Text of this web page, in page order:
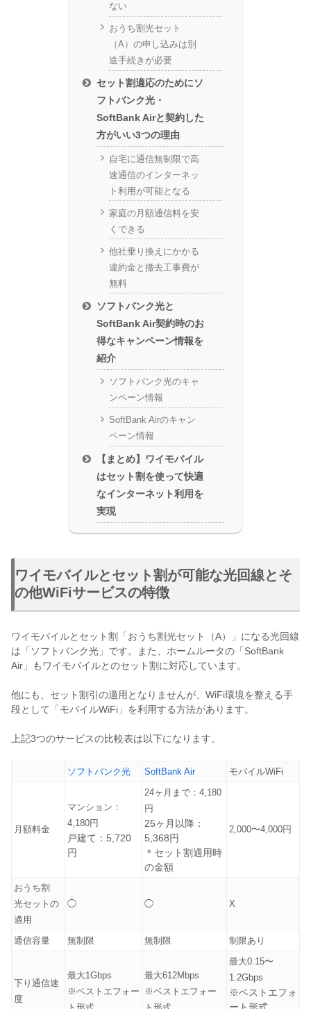
ない
おうち割光セット
（A）の申し込みは別
途手続きが必要
セット割適応のためにソ
フトバンク光・
SoftBank Airと契約した
方がいい3つの理由
自宅に通信無制限で高
速通信のインターネッ
ト利用が可能となる
家庭の月額通信料を安
くできる
他社乗り換えにかかる
違約金と撤去工事費が
無料
ソフトバンク光と
SoftBank Air契約時のお
得なキャンペーン情報を
紹介
ソフトバンク光のキャ
ンペーン情報
SoftBank Airのキャン
ペーン情報
【まとめ】ワイモバイル
はセット割を使って快適
なインターネット利用を
実現
ワイモバイルとセット割が可能な光回線とそ
の他WiFiサービスの特徴
ワイモバイルとセット割「おうち割光セット（A）」になる光回線
は「ソフトバンク光」です。また、ホームルータの「SoftBank
Air」もワイモバイルとのセット割に対応しています。
他にも、セット割引の適用となりませんが、WiFi環境を整える手
段として「モバイルWiFi」を利用する方法があります。
上記3つのサービスの比較表は以下になります。
ソフトバンク光 SoftBank Air モバイルWiFi
月額料金
マンション：
4,180円
戸建て：5,720
円
24ヶ月まで：4,180
円
25ヶ月以降：
5,368円
＊セット割適用時
の金額
2,000〜4,000円
おうち割
光セットの
適用
◯ ◯ X
通信容量 無制限 無制限 制限あり
下り通信速
度
最大1Gbps
※ベストエフォー
最大612Mbps
※ベストエフォー
最大0.15〜
1.2Gbps
※ベストエフォ